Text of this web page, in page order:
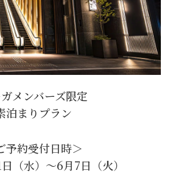
メンバーズ限定
泊まりプラン
予約受付日時＞
（水）～6月7日（火）